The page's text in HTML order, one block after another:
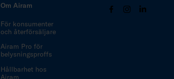
Om Airam
För konsumenter
och återförsäljare
Airam Pro för
belysningsproffs
Hållbarhet hos
Airam